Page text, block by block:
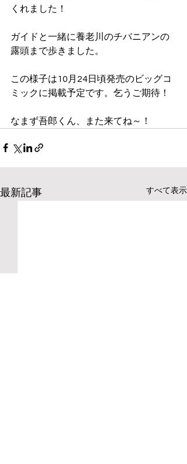
くれました！
ガイドと一緒に養老川のチバニアンの
露頭まで歩きました。
この様子は10月24日頃発売のビッグコ
ミックに掲載予定です。乞うご期待！
なまず吾郎くん、また来てね～！
最新記事 すべて表示